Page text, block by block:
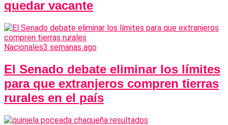
quedar vacante
Nacionales3 semanas ago
El Senado debate eliminar los límites
para que extranjeros compren tierras
rurales en el país